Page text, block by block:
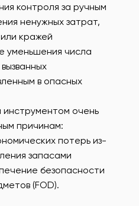
контроля за ручным
ненужных затрат,
кражей
уменьшения числа
в опасных
очень
причинам:
потерь из-
запасами
безопасности
(FOD).